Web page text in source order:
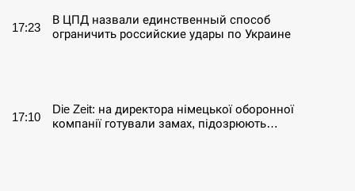
17:23
В ЦПД назвали единственный способ
ограничить российские удары по Украине
17:10
Die Zeit: на директора німецької оборонної
компанії готували замах, підозрюють…